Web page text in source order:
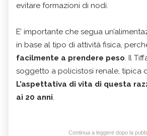
evitare formazioni di nodi.
E’ importante che segua
in base al tipo di attività fisica,
facilmente a prendere peso. Il
soggetto a policistosi renale, tipica
L’aspettativa di vita di questa
ai 20 anni.
Continua a leggere dopo la